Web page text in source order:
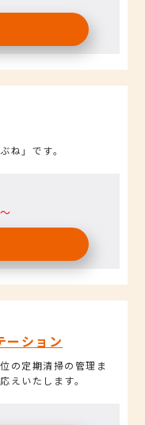
ね」です。
ーション
の定期清掃の管理ま
えいたします。